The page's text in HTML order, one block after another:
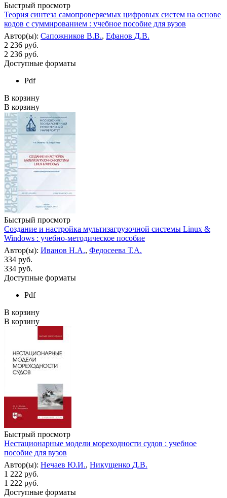
Быстрый просмотр
Теория синтеза самопроверяемых цифровых систем на основе
кодов с суммированием : учебное пособие для вузов
Автор(ы): Сапожников В.В., Ефанов Д.В.
2 236 руб.
2 236 руб.
Доступные форматы
Pdf
В корзину
В корзину
Быстрый просмотр
Создание и настройка мультизагрузочной системы Linux &
Windows : учебно-методическое пособие
Автор(ы): Иванов Н.А., Федосеева Т.А.
334 руб.
334 руб.
Доступные форматы
Pdf
В корзину
В корзину
Быстрый просмотр
Нестационарные модели мореходности судов : учебное
пособие для вузов
Автор(ы): Нечаев Ю.И., Никущенко Д.В.
1 222 руб.
1 222 руб.
Доступные форматы